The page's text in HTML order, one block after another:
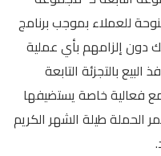
للعملاء بموجب برنامج
دون إلزامهم بأي عملية
بالتجزئة التابعة
اعتباراً من 9 مايو 2018، مع فعالية خاصة يستضيفها
الحملة طيلة الشهر الكريم